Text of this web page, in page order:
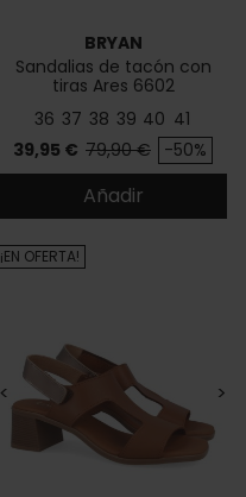
BRYAN
Sandalias de tacón con
tiras Ares 6602
36 37 38 39 40 41
Precio
39,95 € Precio base
79,90 € -50%
Añadir
< >
¡EN OFERTA!